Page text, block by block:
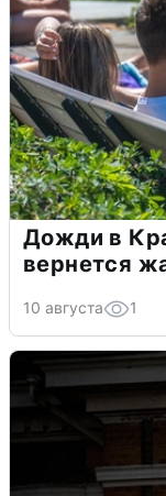
Дожди в
вернется
10 августа 1